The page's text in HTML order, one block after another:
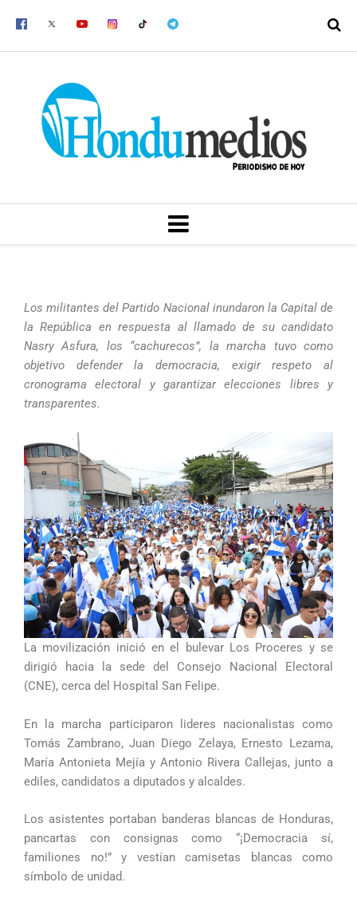
MENU
Los militantes del Partido Nacional inundaron la Capital de
la República en respuesta al llamado de su candidato
Nasry Asfura, los “cachurecos”, la marcha tuvo como
objetivo defender la democracia, exigir respeto al
cronograma electoral y garantizar elecciones libres y
transparentes.
La movilización inició en el bulevar Los Proceres y se
dirigió hacia la sede del Consejo Nacional Electoral
(CNE), cerca del Hospital San Felipe.
En la marcha participaron lideres nacionalistas como
Tomás Zambrano, Juan Diego Zelaya, Ernesto Lezama,
María Antonieta Mejía y Antonio Rivera Callejas, junto a
ediles, candidatos a diputados y alcaldes.
Los asistentes portaban banderas blancas de Honduras,
pancartas con consignas como “¡Democracia sí,
familiones no!” y vestían camisetas blancas como
símbolo de unidad.